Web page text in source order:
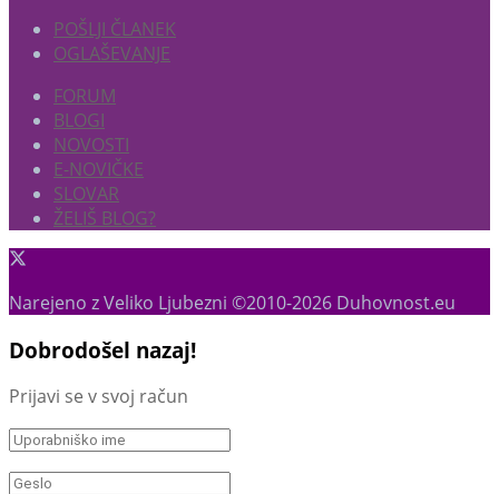
POŠLJI ČLANEK
OGLAŠEVANJE
FORUM
BLOGI
NOVOSTI
E-NOVIČKE
SLOVAR
ŽELIŠ BLOG?
Narejeno z Veliko Ljubezni ©2010-2026 Duhovnost.eu
Dobrodošel nazaj!
Prijavi se v svoj račun